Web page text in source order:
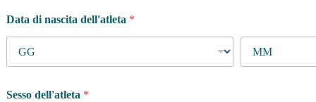
Data di nascita dell'atleta *
Sesso dell'atleta *